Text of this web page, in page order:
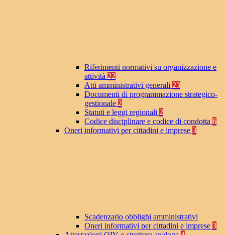
Riferimenti normativi su organizzazione e
attività 22
Atti amministrativi generali 23
Documenti di programmazione strategico-
gestionale 2
Statuti e leggi regionali 2
Codice disciplinare e codice di condotta 6
Oneri informativi per cittadini e imprese 3
Scadenzario obblighi amministrativi
Oneri informativi per cittadini e imprese 3